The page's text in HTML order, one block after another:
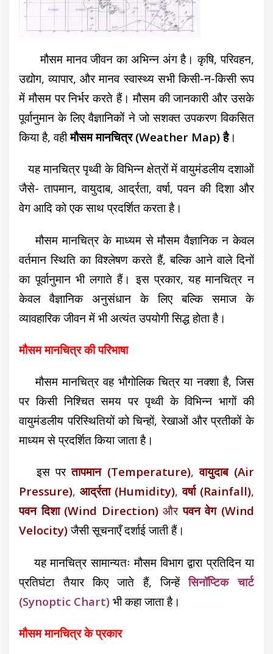
मौसम मानव जीवन का अभिन्न अंग है। कृषि, परिवहन,
उद्योग, व्यापार, और मानव स्वास्थ्य सभी किसी-न-किसी रूप
में मौसम पर निर्भर करते हैं। मौसम की जानकारी और उसके
पूर्वानुमान के लिए वैज्ञानिकों ने जो सशक्त उपकरण विकसित
किया है, वहीमौसम मानचित्र (Weather Map) है।
यह मानचित्र पृथ्वी के विभिन्न क्षेत्रों में वायुमंडलीय दशाओं
जैसे- तापमान, वायुदाब, आर्द्रता, वर्षा, पवन की दिशा और
वेग आदि को एक साथ प्रदर्शित करता है।
मौसम मानचित्र के माध्यम से मौसम वैज्ञानिक न केवल
वर्तमान स्थिति का विश्लेषण करते हैं, बल्कि आने वाले दिनों
का पूर्वानुमान भी लगाते हैं। इस प्रकार, यह मानचित्र न
केवल वैज्ञानिक अनुसंधान के लिए बल्कि समाज के
व्यावहारिक जीवन में भी अत्यंत उपयोगी सिद्ध होता है।
मौसम मानचित्र की परिभाषा
मौसम मानचित्र वह भौगोलिक चित्र या नक्शा है, जिस
पर किसी निश्चित समय पर पृथ्वी के विभिन्न भागों की
वायुमंडलीय परिस्थितियों को चिन्हों, रेखाओं और प्रतीकों के
माध्यम से प्रदर्शित किया जाता है।
इस परतापमान (Temperature),वायुदाब (Air
Pressure),आर्द्रता (Humidity),वर्षा (Rainfall),
पवन दिशा (Wind Direction)औरपवन वेग (Wind
Velocity)जैसी सूचनाएँ दर्शाई जाती हैं।
यह मानचित्र सामान्यतः मौसम विभाग द्वारा प्रतिदिन या
प्रतिघंटा तैयार किए जाते हैं, जिन्हेंसिनॉप्टिक चार्ट
(Synoptic Chart) भी कहा जाता है।
मौसम मानचित्र के प्रकार